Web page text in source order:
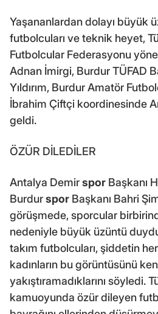
Yaşananlardan dolayı büyük
futbolcuları ve teknik heyet,
Futbolcular Federasyonu
Adnan İmirgi, Burdur TÜFAD
Yıldırım, Burdur Amatör
İbrahim Çiftçi koordinesinde
geldi.
ÖZÜR DİLEDİLER
Antalya Demirspor Başkanı
Burdurspor Başkanı Bahri
görüşmede, sporcular
nedeniyle büyük üzüntü
takım futbolcuları, şiddetin
kadınların bu görüntüsünü
yakıştıramadıklarını söyledi.
kamuoyunda özür dileyen